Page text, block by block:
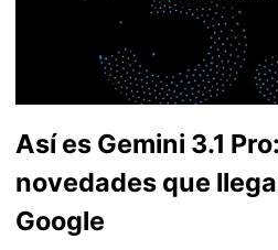
Así es Gemini 3.1
novedades que
Google